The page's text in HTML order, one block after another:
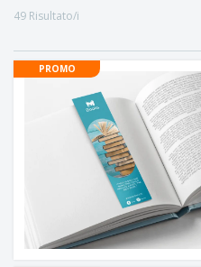
49 Risultato/i
PROMO